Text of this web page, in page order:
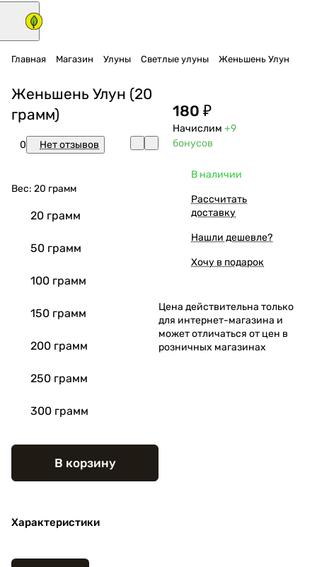
Главная Магазин Улуны Светлые улуны Женьшень Улун
Женьшень Улун (20
грамм)
0 Нет отзывов
Вес: 20 грамм
20 грамм
50 грамм
100 грамм
150 грамм
200 грамм
250 грамм
300 грамм
В корзину
Характеристики
180 ₽
Начислим +9
бонусов
В наличии
Рассчитать
доставку
Нашли дешевле?
Хочу в подарок
Цена действительна только
для интернет-магазина и
может отличаться от цен в
розничных магазинах